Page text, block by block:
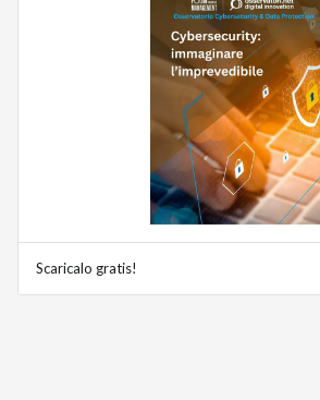
Scaricalo gratis!